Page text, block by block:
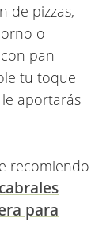
de pizzas,
o
pan
tu toque
aportarás
recomiendo
para